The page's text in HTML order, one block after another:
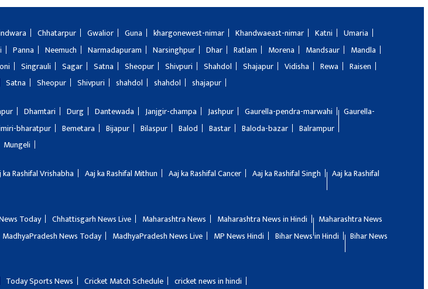
Chhatarpur Gwalior Guna khargonewest-nimar Khandwaeast-nimar Katni
Umaria
Panna Neemuch Narmadapuram Narsinghpur Dhar Ratlam Morena Mandsaur
Mandla
Singrauli Sagar Satna Sheopur Shivpuri Shahdol Shajapur Vidisha Rewa
Raisen
Satna Sheopur Shivpuri shahdol shahdol shajapur
Dhamtari Durg Dantewada Janjgir-champa Jashpur Gaurella-pendra-marwahi
Gaurella-
bharatpur Bemetara Bijapur Bilaspur Balod Bastar Baloda-bazar
Balrampur
Mungeli
ka Rashifal Vrishabha Aaj ka Rashifal Mithun Aaj ka Rashifal Cancer Aaj ka Rashifal Singh
Aaj ka Rashifal
Today Chhattisgarh News Live Maharashtra News Maharashtra News in Hindi
Maharashtra News
MadhyaPradesh News Today MadhyaPradesh News Live MP News Hindi Bihar News in Hindi
Bihar News
Today Sports News Cricket Match Schedule cricket news in hindi